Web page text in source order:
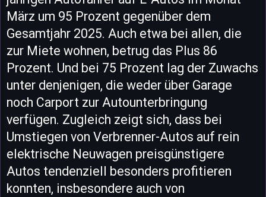
März um 95 Prozent gegenüber dem
Gesamtjahr 2025. Auch etwa bei allen, die
zur Miete wohnen, betrug das Plus 86
Prozent. Und bei 75 Prozent lag der Zuwachs
unter denjenigen, die weder über Garage
noch Carport zur Autounterbringung
verfügen. Zugleich zeigt sich, dass bei
Umstiegen von Verbrenner-Autos auf rein
elektrische Neuwagen preisgünstigere
Autos tendenziell besonders profitieren
konnten, insbesondere auch von